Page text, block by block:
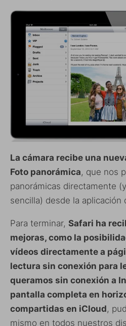
La cámara recibe una
Foto panorámica, que nos
panorámicas directamente
sencilla) desde la aplicación
Para terminar, Safari ha
mejoras, como la
vídeos directamente a
lectura sin conexión para
queramos sin conexión a
pantalla completa en
compartidas en iCloud,
mismo en todos nuestros